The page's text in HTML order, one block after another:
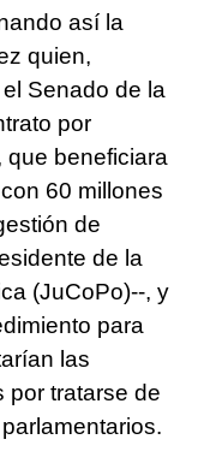
así la
quien,
Senado de la
por
que beneficiara
60 millones
de
de la
(JuCoPo)--, y
para
las
por tratarse de